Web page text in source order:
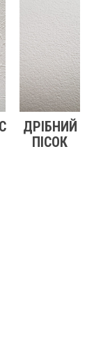
ДРІБНИЙ
ПІСОК